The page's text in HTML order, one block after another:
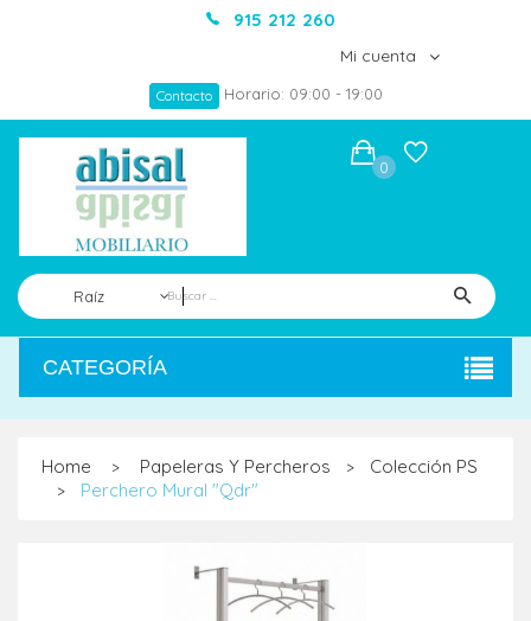
915 212 260
Mi cuenta
Contacto Horario: 09:00 - 19:00
Raíz
0
CATEGORÍA
Home > Papeleras Y Percheros > Colección PS
> Perchero Mural "Qdr"